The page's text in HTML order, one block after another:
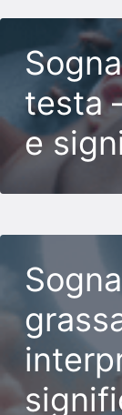
testa
e